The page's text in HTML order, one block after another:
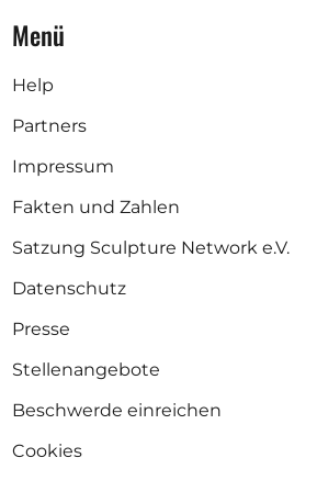
Menü
Help
Partners
Impressum
Fakten und Zahlen
Satzung Sculpture Network e.V.
Datenschutz
Presse
Stellenangebote
Beschwerde einreichen
Cookies